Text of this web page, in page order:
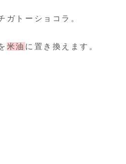
ガトーショコラ。
米油 に置き換えます。